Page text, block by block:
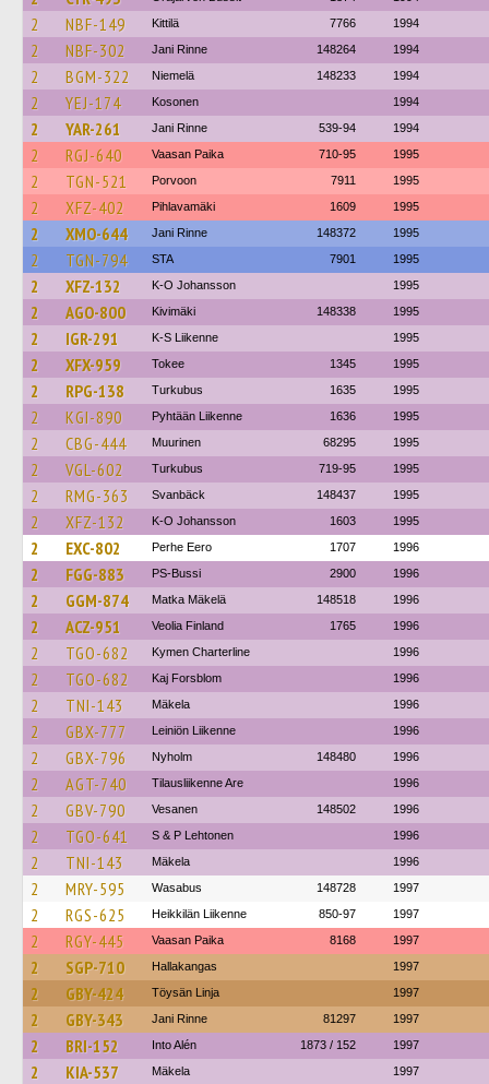
2 NBF-149 Kittilä 7766 1994
2 NBF-302 Jani Rinne 148264 1994
2 BGM-322 Niemelä 148233 1994
2 YEJ-174 Kosonen 1994
2 YAR-261 Jani Rinne 539-94 1994
2 RGJ-640 Vaasan Paika 710-95 1995
2 TGN-521 Porvoon 7911 1995
2 XFZ-402 Pihlavamäki 1609 1995
2 XMO-644 Jani Rinne 148372 1995
2 TGN-794 STA 7901 1995
2 XFZ-132 K-O Johansson 1995
2 AGO-800 Kivimäki 148338 1995
2 IGR-291 K-S Liikenne 1995
2 XFX-959 Tokee 1345 1995
2 RPG-138 Turkubus 1635 1995
2 KGI-890 Pyhtään Liikenne 1636 1995
2 CBG-444 Muurinen 68295 1995
2 VGL-602 Turkubus 719-95 1995
2 RMG-363 Svanbäck 148437 1995
2 XFZ-132 K-O Johansson 1603 1995
2 EXC-802 Perhe Eero 1707 1996
2 FGG-883 PS-Bussi 2900 1996
2 GGM-874 Matka Mäkelä 148518 1996
2 ACZ-951 Veolia Finland 1765 1996
2 TGO-682 Kymen Charterline 1996
2 TGO-682 Kaj Forsblom 1996
2 TNI-143 Mäkela 1996
2 GBX-777 Leiniön Liikenne 1996
2 GBX-796 Nyholm 148480 1996
2 AGT-740 Tilausliikenne Are 1996
2 GBV-790 Vesanen 148502 1996
2 TGO-641 S & P Lehtonen 1996
2 TNI-143 Mäkela 1996
2 MRY-595 Wasabus 148728 1997
2 RGS-625 Heikkilän Liikenne 850-97 1997
2 RGY-445 Vaasan Paika 8168 1997
2 SGP-710 Hallakangas 1997
2 GBY-424 Töysän Linja 1997
2 GBY-343 Jani Rinne 81297 1997
2 BRI-152 Into Alén 1873 / 152 1997
2 KIA-537 Mäkela 1997